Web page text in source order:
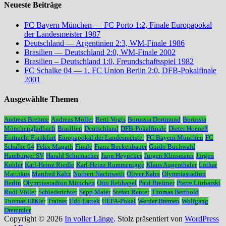
Neueste Beiträge
FC Bayern München — FC Porto 1:2, Finale Europapokal
der Landesmeister 1987
Deutschland — Argentinien 2:3, WM-Finale 1986
Brasilien — Deutschland 2:0, WM-Finale 2002
Brasilien – Deutschland 1:0, Freundschaftsspiel 1982
FC Schalke 04 — 1. FC Union Berlin 2:0, DFB-Pokalfinale
2001
Ausgewählte Themen
Andreas Brehme Andreas Möller Berti Vogts Borussia Dortmund Borussia
Mönchengladbach Brasilien Deutschland DFB-Pokalfinale Dieter Hoeneß
Eintracht Frankfurt Europapokal der Landesmeister FC Bayern München FC
Schalke 04 Felix Magath Finale Franz Beckenbauer Guido Buchwald
Hamburger SV Harald Schumacher Jupp Heynckes Jürgen Klinsmann Jürgen
Kohler Karl-Heinz Riedle Karl-Heinz Rummenigge Klaus Augenthaler Lothar
Matthäus Manfred Kaltz Norbert Nachtweih Oliver Kahn Olympiastadion
Berlin Olympiastadion München Otto Rehhagel Paul Breitner Pierre Littbarski
Rudi Völler Schiedsrichter Sepp Maier Stefan Reuter Thomas Berthold
Thomas Häßler Trainer Udo Lattek UEFA-Pokal Werder Bremen Wolfgang
Dremmler
Copyright © 2026 In voller Länge. Stolz präsentiert von WordPress